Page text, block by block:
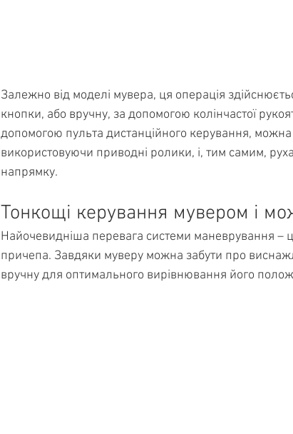
Залежно від моделі мувера, ця операція
кнопки, або вручну, за допомогою колінчастої
допомогою пульта дистанційного керування,
використовуючи приводні ролики, і, тим самим,
напрямку.
Тонкощі керування мувером і
Найочевидніша перевага системи маневрування –
причепа. Завдяки муверу можна забути про
вручну для оптимального вирівнювання його